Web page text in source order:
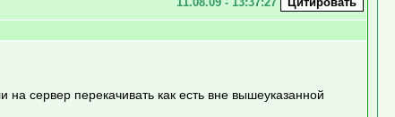
сервер перекачивать как есть вне вышеуказанной